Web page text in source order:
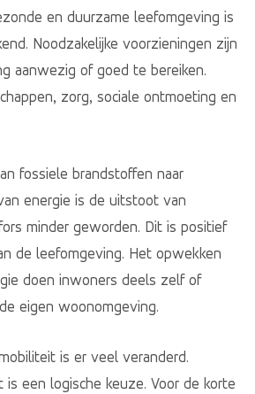
en duurzame leefomgeving is
Noodzakelijke voorzieningen zijn
aanwezig of goed te bereiken.
zorg, sociale ontmoeting en
fossiele brandstoffen naar
energie is de uitstoot van
minder geworden. Dit is positief
de leefomgeving. Het opwekken
doen inwoners deels zelf of
eigen woonomgeving.
is er veel veranderd.
is een logische keuze. Voor de korte